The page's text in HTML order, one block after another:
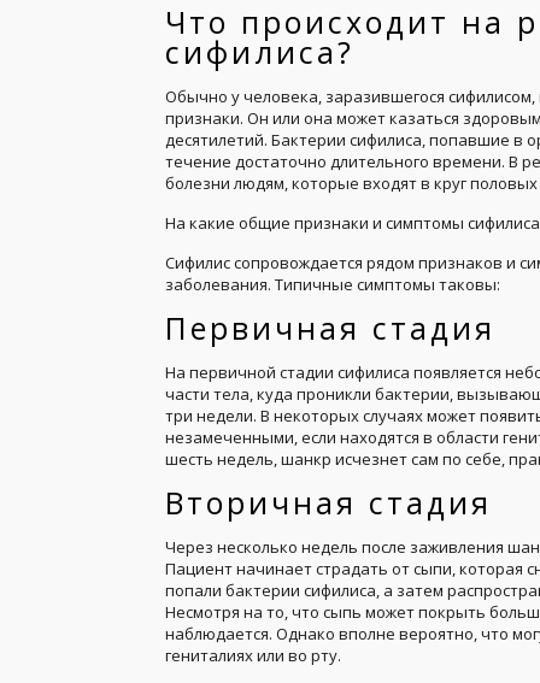
Что происходит на
сифилиса?
Обычно у человека, заразившегося
признаки. Он или она может казаться
десятилетий. Бактерии сифилиса, попавшие в
течение достаточно длительного времени. В
болезни людям, которые входят в круг
На какие общие признаки и симптомы
Сифилис сопровождается рядом признаков и
заболевания. Типичные симптомы таковы:
Первичная стадия
На первичной стадии сифилиса появляется
части тела, куда проникли бактерии,
три недели. В некоторых случаях может
незамеченными, если находятся в области
шесть недель, шанкр исчезнет сам по себе,
Вторичная стадия
Через несколько недель после заживления
Пациент начинает страдать от сыпи, которая
попали бактерии сифилиса, а затем
Несмотря на то, что сыпь может покрыть
наблюдается. Однако вполне вероятно, что
гениталиях или во рту.